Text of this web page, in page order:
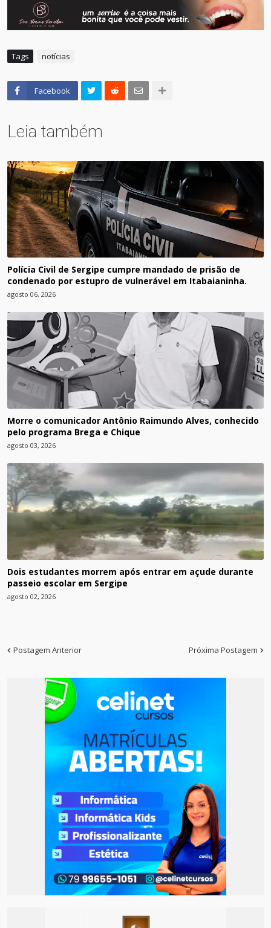
Tags notícias
Facebook
Leia também
Polícia Civil de Sergipe cumpre mandado de prisão de
condenado por estupro de vulnerável em Itabaianinha.
agosto 06, 2026
Morre o comunicador Antônio Raimundo Alves, conhecido
pelo programa Brega e Chique
agosto 03, 2026
Dois estudantes morrem após entrar em açude durante
passeio escolar em Sergipe
agosto 02, 2026
Postagem Anterior Próxima Postagem